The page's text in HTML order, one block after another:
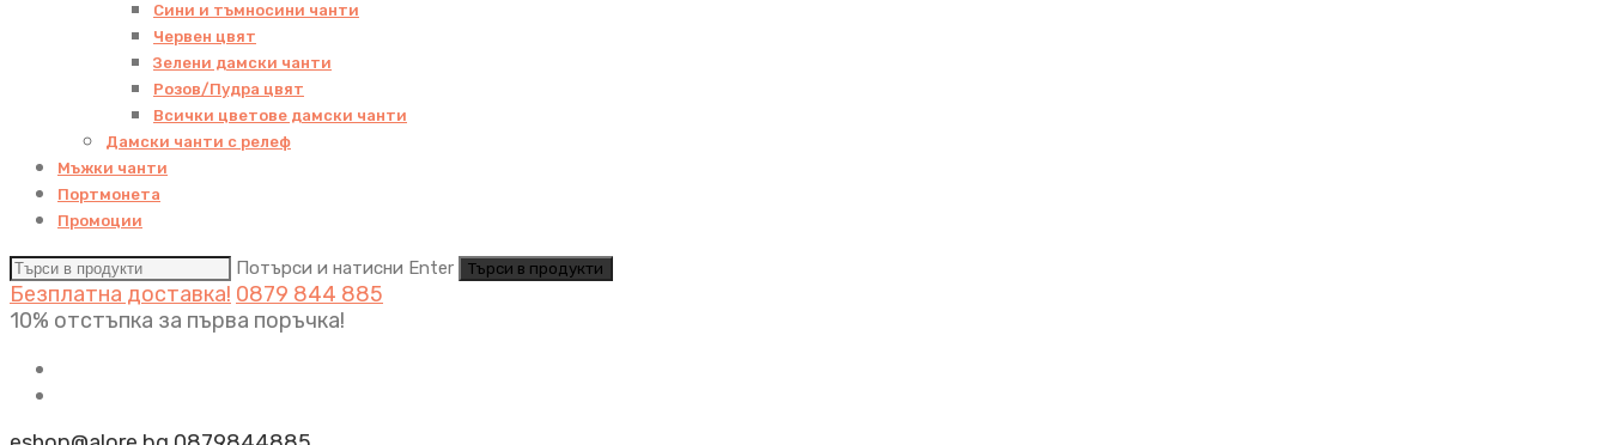
Сини и тъмносини чанти
Червен цвят
Зелени дамски чанти
Розов/Пудра цвят
Всички цветове дамски чанти
Дамски чанти с релеф
Мъжки чанти
Портмонета
Промоции
Потърси и натисни Enter
Безплатна доставка! 0879 844 885
10% отстъпка за първа поръчка!